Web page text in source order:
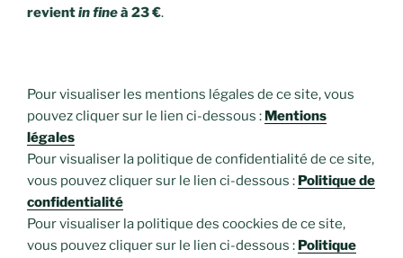
revientin fineà 23 €.
Pour visualiser les mentions légales de ce site, vous
pouvez cliquer sur le lien ci-dessous : Mentions
légales
Pour visualiser la politique de confidentialité de ce site,
vous pouvez cliquer sur le lien ci-dessous : Politique de
confidentialité
Pour visualiser la politique des coockies de ce site,
vous pouvez cliquer sur le lien ci-dessous : Politique